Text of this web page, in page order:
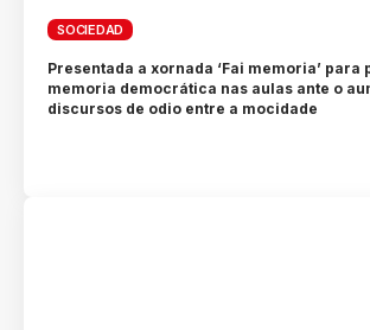
SOCIEDAD
Presentada a xornada ‘Fai memoria’ para
memoria democrática nas aulas ante o
discursos de odio entre a mocidade